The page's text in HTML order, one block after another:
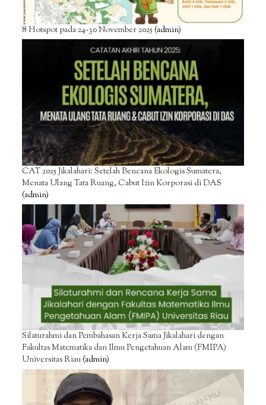
8 Hotspot pada 24-30 November 2025(admin)
CAT 2025 Jikalahari: Setelah Bencana Ekologis Sumatera,
Menata Ulang Tata Ruang, Cabut Izin Korporasi di DAS
(admin)
Silaturahmi dan Pembahasan Kerja Sama Jikalahari dengan
Fakultas Matematika dan Ilmu Pengetahuan Alam (FMIPA)
Universitas Riau(admin)